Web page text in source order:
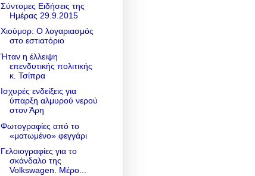
Σύντομες Ειδήσεις της
Ημέρας 29.9.2015
Χιούμορ: Ο λογαριασμός
στο εστιατόριο
Ήταν η έλλειψη
επενδυτικής πολιτικής
κ. Τσίπρα
Ισχυρές ενδείξεις για
ύπαρξη αλμυρού νερού
στον Άρη
Φωτογραφίες από το
«ματωμένο» φεγγάρι
Γελοιογραφίες για το
σκάνδαλο της
Volkswagen. Μέρο...